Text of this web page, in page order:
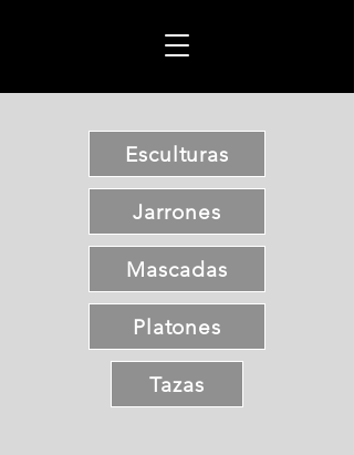
Esculturas
Jarrones
Mascadas
Platones
Tazas